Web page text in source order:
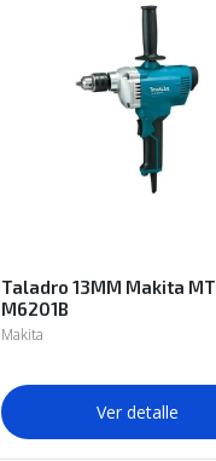
Taladro 13MM Makita MT
M6201B
Makita
Ver detalle